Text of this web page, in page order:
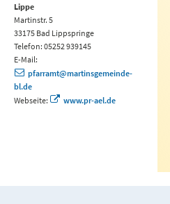
Lippe
Martinstr. 5
33175 Bad Lippspringe
Telefon: 05252 939145
E-Mail:
pfarramt@martinsgemeinde-
bl.de
Webseite:
www.pr-ael.de